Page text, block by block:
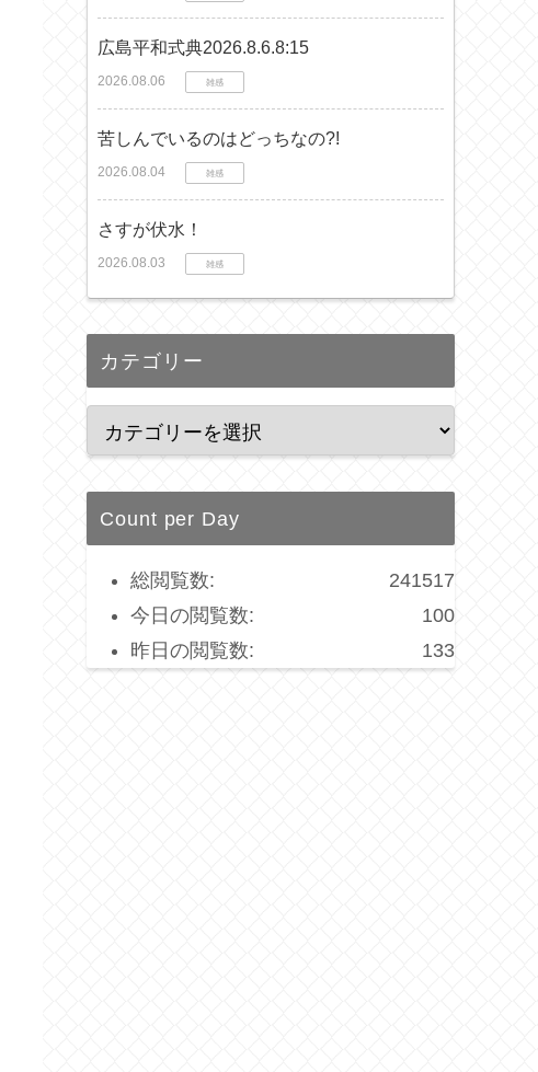
広島平和式典2026.8.6.8:15
2026.08.06 雑感
苦しんでいるのはどっちなの?!
2026.08.04 雑感
さすが伏水！
2026.08.03 雑感
カテゴリー
Count per Day
241517
総閲覧数:
100
今日の閲覧数:
133
昨日の閲覧数: